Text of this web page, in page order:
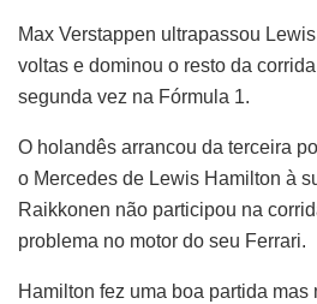
Max Verstappen ultrapassou
voltas e dominou o resto da
segunda vez na Fórmula 1.
O holandês arrancou da terceira
o Mercedes de Lewis Hamilton à
Raikkonen não participou na
problema no motor do seu Ferrari.
Hamilton fez uma boa partida mas